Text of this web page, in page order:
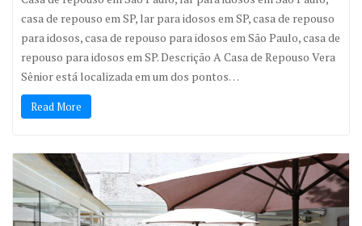
casa de repouso em SP, lar para idosos em SP, casa de repouso
para idosos, casa de repouso para idosos em São Paulo, casa de
repouso para idosos em SP. Descrição A Casa de Repouso Vera
Sênior está localizada em um dos pontos…
Read More